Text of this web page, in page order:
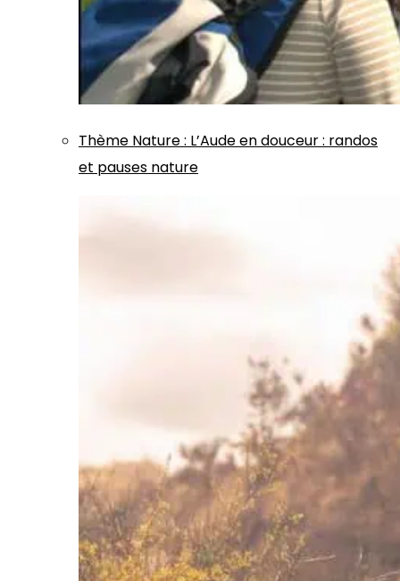
Thème Nature: L’Aude en douceur : randos
et pauses nature